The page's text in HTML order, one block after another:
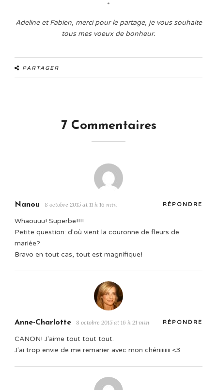
*
Adeline et Fabien, merci pour le partage, je vous souhaite
tous mes voeux de bonheur.
PARTAGER
7 Commentaires
Nanou 8 octobre 2015 at 11 h 16 min RÉPONDRE
Whaouuu! Superbe!!!!
Petite question: d'où vient la couronne de fleurs de
mariée?
Bravo en tout cas, tout est magnifique!
Anne-Charlotte 8 octobre 2015 at 16 h 21 min RÉPONDRE
CANON! J'aime tout tout tout.
J'ai trop envie de me remarier avec mon chériiiiiiii <3